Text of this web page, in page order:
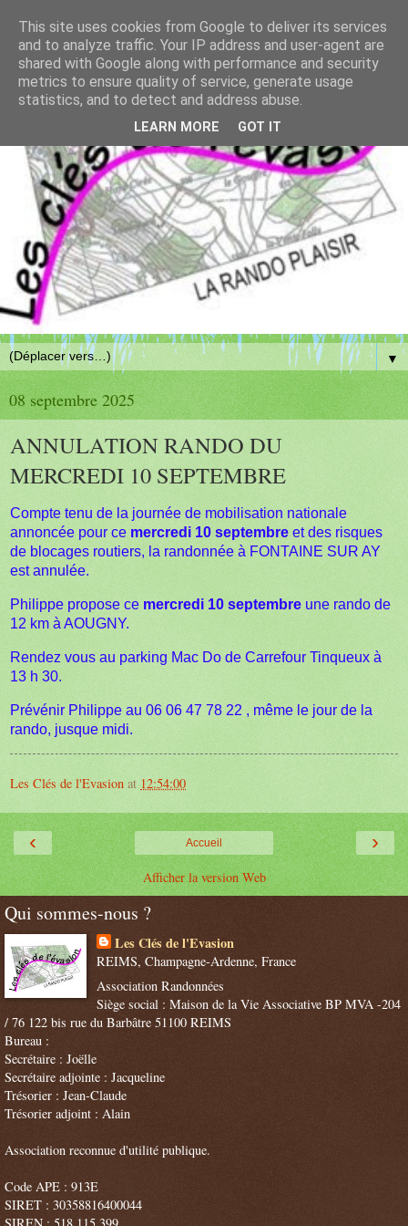
▼
08 septembre 2025
ANNULATION RANDO DU
MERCREDI 10 SEPTEMBRE
Compte tenu de la journée de mobilisation nationale
annoncée pour ce mercredi 10 septembre et des risques
de blocages routiers, la randonnée à FONTAINE SUR AY
est annulée.
Philippe propose ce mercredi 10 septembre une rando de
12 km à AOUGNY.
Rendez vous au parking Mac Do de Carrefour Tinqueux à
13 h 30.
Prévénir Philippe au 06 06 47 78 22 , même le jour de la
rando, jusque midi.
Les Clés de l'Evasion at 12:54:00
‹ ›
Accueil
Afficher la version Web
Qui sommes-nous ?
Les Clés de l'Evasion
REIMS, Champagne-Ardenne, France
Association Randonnées
Siège social : Maison de la Vie Associative BP MVA -204
/ 76 122 bis rue du Barbâtre 51100 REIMS
Bureau :
Secrétaire : Joëlle
Secrétaire adjointe : Jacqueline
Trésorier : Jean-Claude
Trésorier adjoint : Alain
Association reconnue d'utilité publique.
Code APE : 913E
SIRET : 30358816400044
This site uses cookies from Google to deliver its services
and to analyze traffic. Your IP address and user-agent are
shared with Google along with performance and security
metrics to ensure quality of service, generate usage
statistics, and to detect and address abuse.
LEARN MORE GOT IT